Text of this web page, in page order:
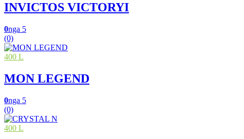
INVICTOS VICTORYI
0nga 5
(0)
400 L
MON LEGEND
0nga 5
(0)
400 L